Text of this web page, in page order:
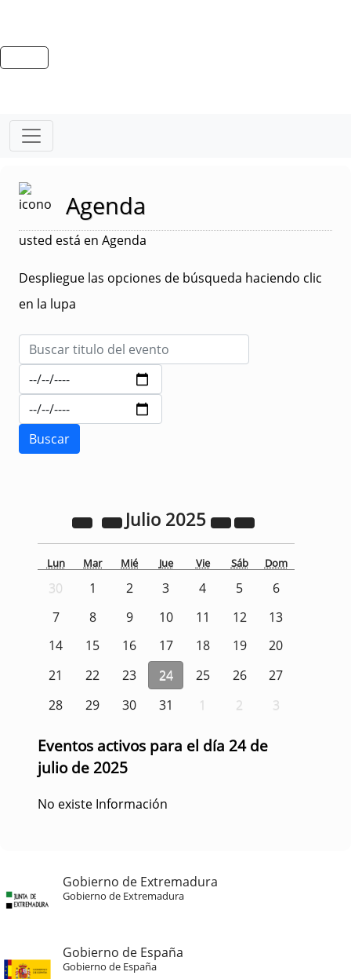
Agenda
usted está en Agenda
Despliegue las opciones de búsqueda haciendo clic
en la lupa
Julio 2025
Lun Mar Mié Jue Vie Sáb Dom
30 1 2 3 4 5
6
7
8 9 10 11 12
13
14
15 16 17 18 19
20
21
22 23 24 25 26
27
28
29 30 31 1 2 3
Eventos activos para el día 24 de
julio de 2025
No existe Información
Gobierno de Extremadura
Gobierno de Extremadura
Gobierno de España
Gobierno de España